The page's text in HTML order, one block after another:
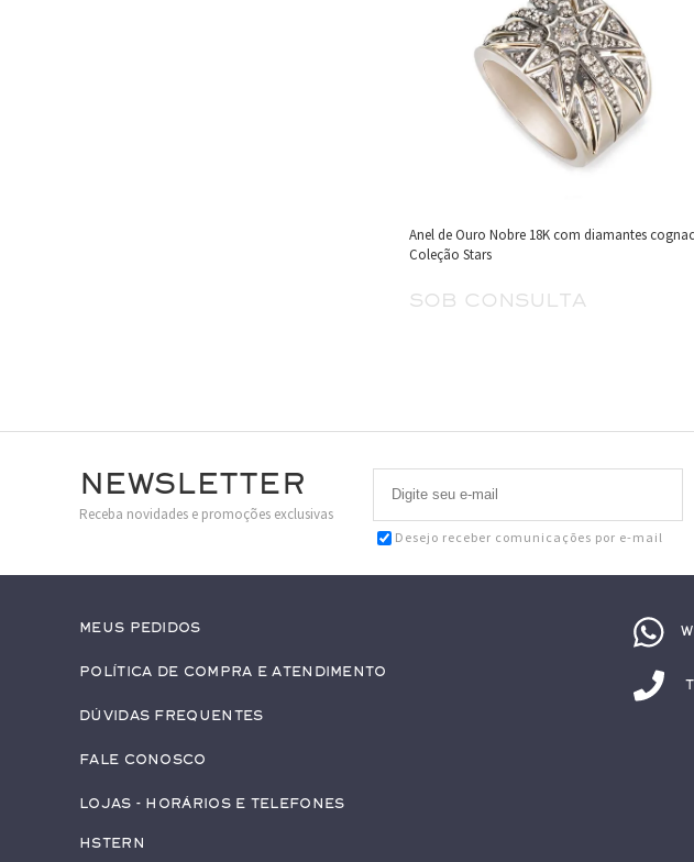
Anel de Ouro Nobre 18K com diamantes
Coleção Stars
sob consulta
Newsletter
Receba novidades e promoções exclusivas
Desejo receber comunicações por e-mail
Meus pedidos
Política de Compra e Atendimento
Dúvidas Frequentes
Fale conosco
Lojas - Horários e Telefones
HStern